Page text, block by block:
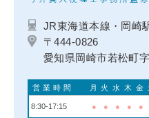
JR東海道本線・岡崎
〒444-0826
愛知県岡崎市若松町
営業時間 月 火 水 木 金
8:30-17:15 ● ● ● ● ●